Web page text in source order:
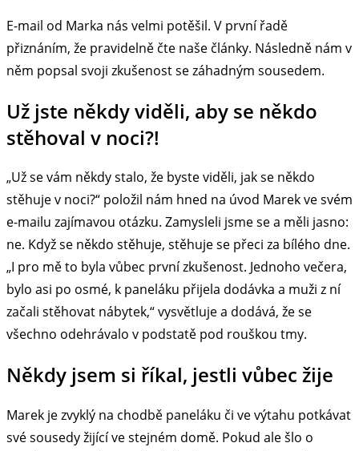
E-mail od Marka nás velmi potěšil. V první řadě
přiznáním, že pravidelně čte naše články. Následně nám v
něm popsal svoji zkušenost se záhadným sousedem.
Už jste někdy viděli, aby se někdo
stěhoval v noci?!
„Už se vám někdy stalo, že byste viděli, jak se někdo
stěhuje v noci?“ položil nám hned na úvod Marek ve svém
e-mailu zajímavou otázku. Zamysleli jsme se a měli jasno:
ne. Když se někdo stěhuje, stěhuje se přeci za bílého dne.
„I pro mě to byla vůbec první zkušenost. Jednoho večera,
bylo asi po osmé, k paneláku přijela dodávka a muži z ní
začali stěhovat nábytek,“ vysvětluje a dodává, že se
všechno odehrávalo v podstatě pod rouškou tmy.
Někdy jsem si říkal, jestli vůbec žije
Marek je zvyklý na chodbě paneláku či ve výtahu potkávat
své sousedy žijící ve stejném domě. Pokud ale šlo o